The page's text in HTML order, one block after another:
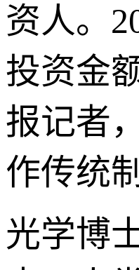
资人。
投资金
报记者
作传统
光学博